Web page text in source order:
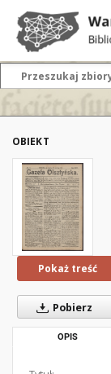
OBIEKT
Pokaż treść
Pobierz
OPIS